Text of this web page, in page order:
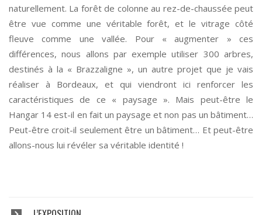
naturellement. La forêt de colonne au rez-de-chaussée peut
être vue comme une véritable forêt, et le vitrage côté
fleuve comme une vallée. Pour « augmenter » ces
différences, nous allons par exemple utiliser 300 arbres,
destinés à la « Brazzaligne », un autre projet que je vais
réaliser à Bordeaux, et qui viendront ici renforcer les
caractéristiques de ce « paysage ». Mais peut-être le
Hangar 14 est-il en fait un paysage et non pas un bâtiment…
Peut-être croit-il seulement être un bâtiment… Et peut-être
allons-nous lui révéler sa véritable identité !